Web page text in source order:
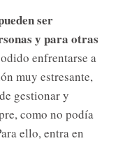
ser
y para otras
enfrentarse a
muy estresante,
gestionar y
como no podía
ello, entra en